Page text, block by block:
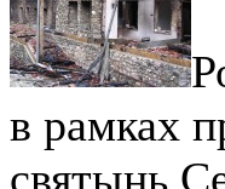
в рамках
святынь